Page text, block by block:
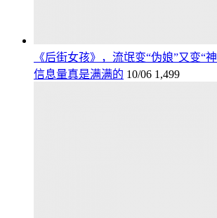
《后街女孩》，流氓变“伪娘”又变“
信息量真是满满的 10/06 1,499